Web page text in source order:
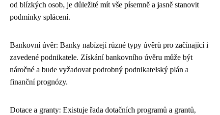
od blízkých osob, je důležité mít vše písemně a jasně stanovit
podmínky splácení.
Bankovní úvěr: Banky nabízejí různé typy úvěrů pro začínající i
zavedené podnikatele. Získání bankovního úvěru může být
náročné a bude vyžadovat podrobný podnikatelský plán a
finanční prognózy.
Dotace a granty: Existuje řada dotačních programů a grantů,